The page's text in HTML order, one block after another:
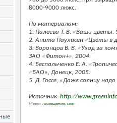
8000-9000 люкс.
По материалам:
1. Палеева Т. В. «Ваши цветы.
2. Анита Паулисен «Цветы в
3. Воронцов В. В. «Уход за
ЗАО «Фитон+», 2004.
4. Беспальченко Е. А.
«БАО», Донецк, 2005.
5. Д. Госсе, «Даже солнцу
Источник: http://
Метки : освещение, свет